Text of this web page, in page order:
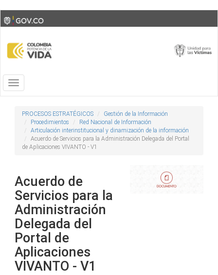
Skip
to
content
Toggle
high
Toggle
navigation
PROCESOS ESTRATÉGICOS
Gestión de la Información
Procedimientos
Red Nacional de Información
Articulación interinstitucional y dinamización de la información
Acuerdo de Servicios para la Administración Delegada del Portal
de Aplicaciones VIVANTO - V1
Acuerdo de
Servicios para la
Administración
Delegada del
Portal de
Aplicaciones
VIVANTO - V1